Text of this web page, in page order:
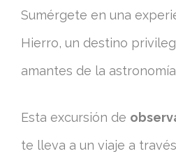
Sumérgete en una
Hierro, un destino
amantes de la
Esta excursión de
te lleva a un viaje a